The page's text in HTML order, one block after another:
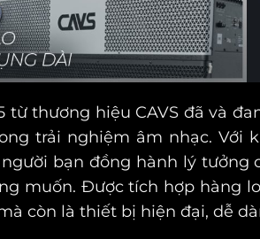
từ thương hiệu CAVS đã và
trải nghiệm âm nhạc.
người bạn đồng hành lý
muốn. Được tích hợp hàng
còn là thiết bị hiện đại, dễ